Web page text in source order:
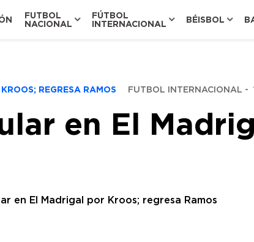
FUTBOL
NACIONAL
FÚTBOL
INTERNACIONAL
BÉISBOL
REGRESA RAMOS FUTBOL INTERNACIONAL -
en El